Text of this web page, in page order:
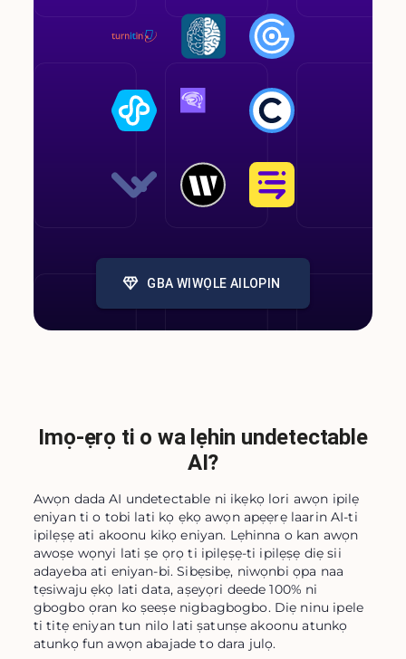
GBA WIWỌLE AILOPIN
Imọ-ẹrọ ti o wa lẹhin undetectable
AI?
Awọn dada AI undetectable ni ikẹkọ lori awọn ipilẹ
eniyan ti o tobi lati kọ ẹkọ awọn apẹẹrẹ laarin AI-ti
ipilẹṣẹ ati akoonu kikọ eniyan. Lẹhinna o kan awọn
awoṣe wọnyi lati ṣe ọrọ ti ipilẹṣẹ-ti ipilẹṣẹ diẹ sii
adayeba ati eniyan-bi. Sibẹsibẹ, niwọnbi ọpa naa
tẹsiwaju ẹkọ lati data, aṣeyọri deede 100% ni
gbogbo ọran ko ṣeeṣe nigbagbogbo. Diẹ ninu ipele
ti titẹ eniyan tun nilo lati ṣatunṣe akoonu atunkọ
atunkọ fun awọn abajade to dara julọ.